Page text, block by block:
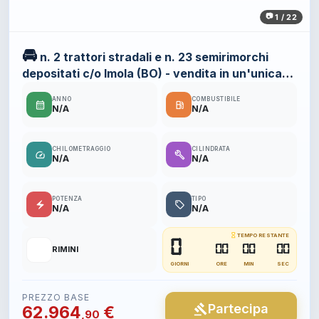
1 / 22
🚘 n. 2 trattori stradali e n. 23 semirimorchi
depositati c/o Imola (BO) - vendita in un'unica
calendar_month
ANNO
N/A local_gas_station
COMBUSTIBILE
N/A
speed
CHILOMETRAGGIO
N/A build
CILINDRATA
N/A
electric_bolt
POTENZA
N/A local_offer
TIPO
N/A
RIMINI
hourglass_empty TEMPO RESTANTE
0 00 00 00
GIORNI ORE MIN SEC
PREZZO BASE
62.964,90 € gavel Partecipa